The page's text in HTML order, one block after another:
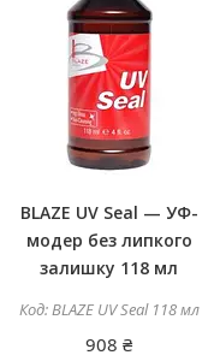
BLAZE UV Seal — УФ-
модер без липкого
залишку 118 мл
BLAZE UV Seal 118 мл
908 ₴